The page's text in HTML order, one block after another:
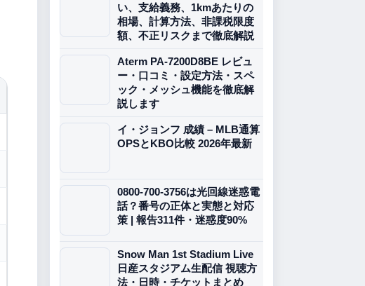
い、支給義務、1kmあたりの
相場、計算方法、非課税限度
額、不正リスクまで徹底解説
Aterm PA-7200D8BE レビュ
ー・口コミ・設定方法・スペ
ック・メッシュ機能を徹底解
説します
イ・ジョンフ 成績 – MLB通算
OPSとKBO比較 2026年最新
0800-700-3756は光回線迷惑電
話？番号の正体と実態と対応
策 | 報告311件・迷惑度90%
Snow Man 1st Stadium Live
日産スタジアム生配信 視聴方
法・日時・チケットまとめ